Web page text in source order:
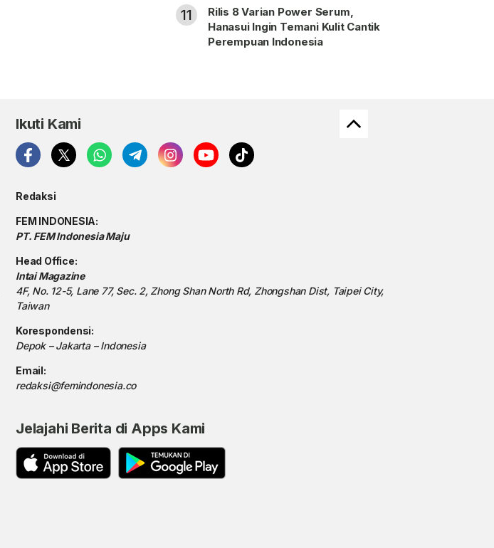
11
Rilis 8 Varian Power Serum,
Hanasui Ingin Temani Kulit Cantik
Perempuan Indonesia
Ikuti Kami
Redaksi
FEM INDONESIA:
PT. FEM Indonesia Maju
Head Office:
Intai Magazine
4F, No. 12-5, Lane 77, Sec. 2, Zhong Shan North Rd, Zhongshan Dist, Taipei City,
Taiwan
Korespondensi:
Depok – Jakarta – Indonesia
Email:
redaksi@femindonesia.co
Jelajahi Berita di Apps Kami